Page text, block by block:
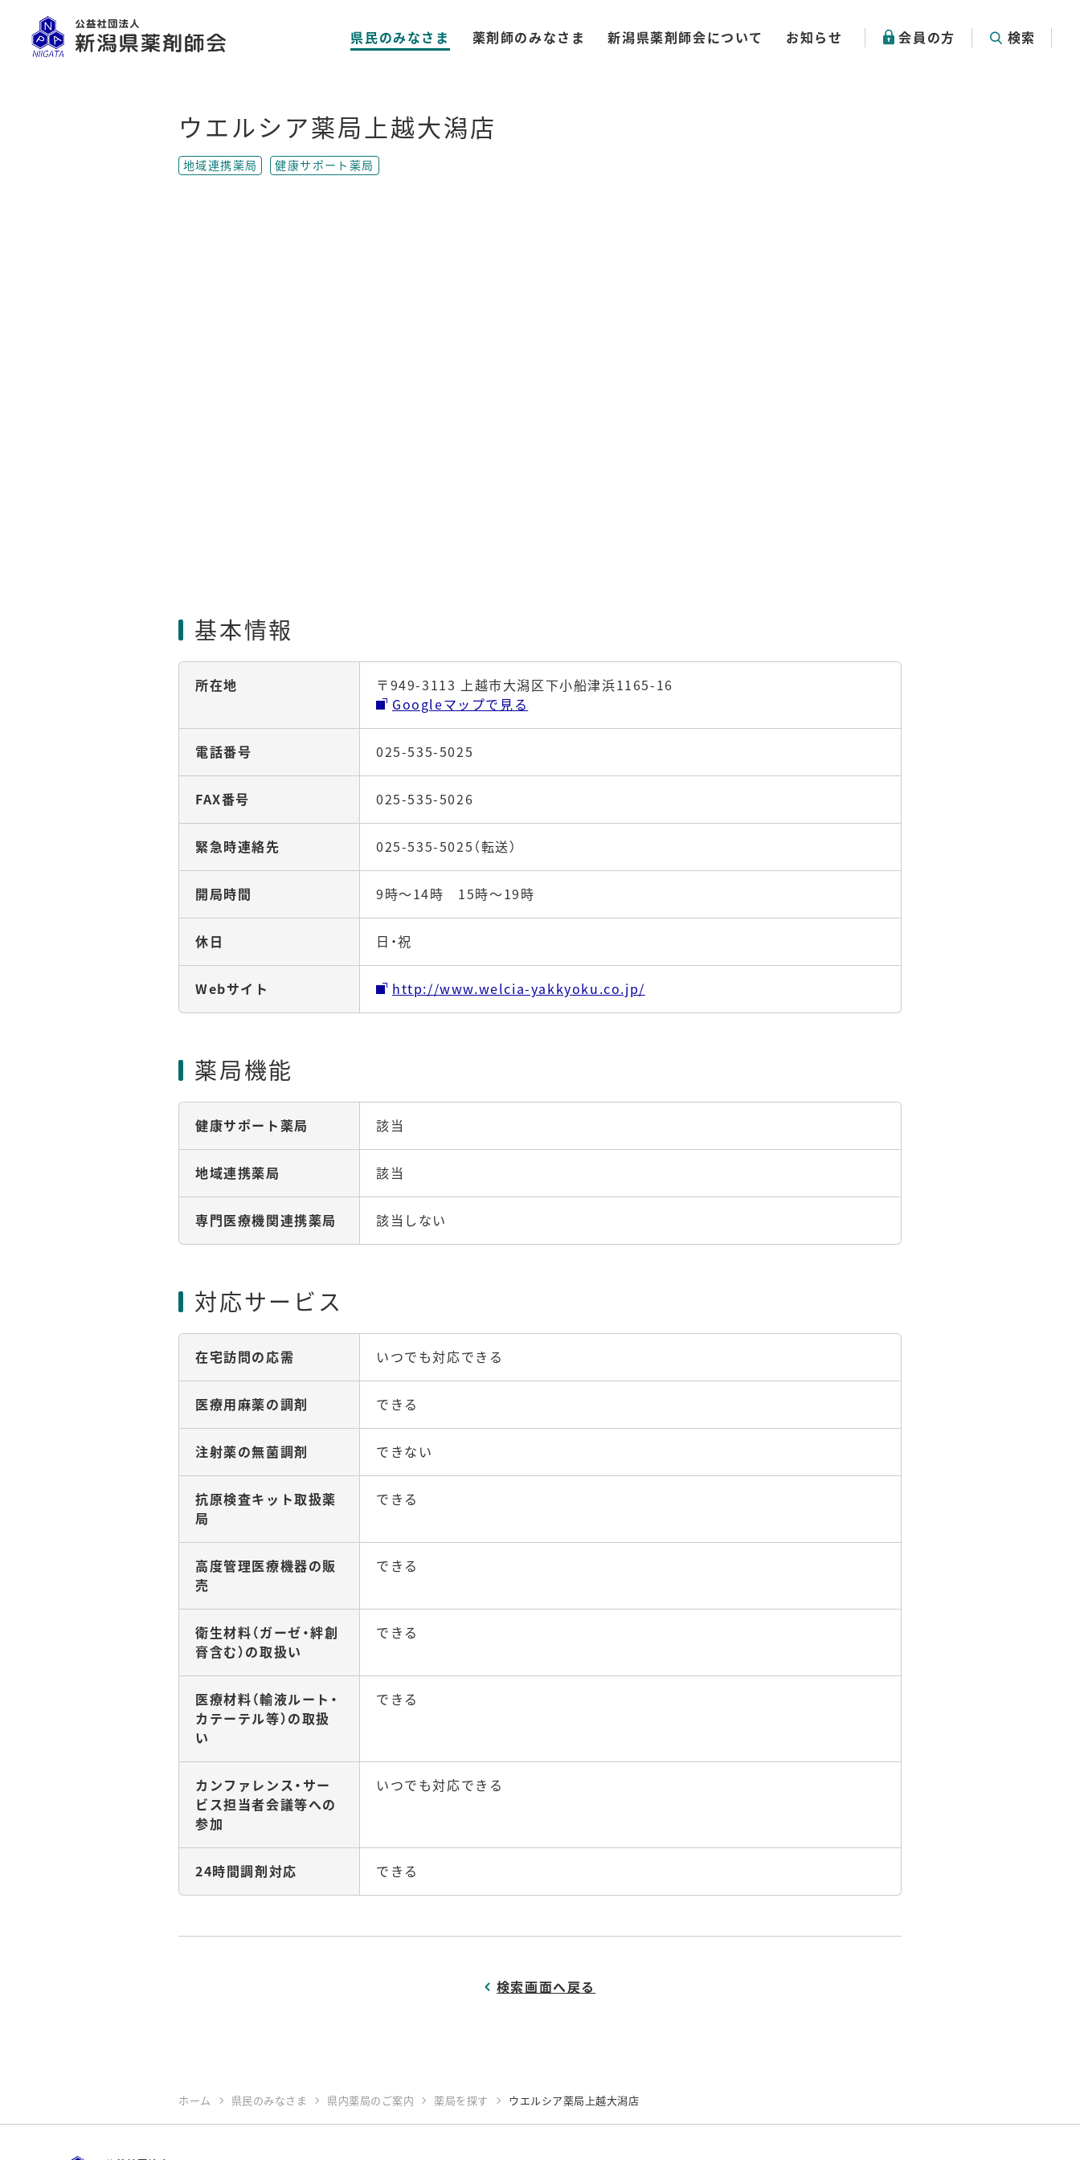
県民のみなさま 薬剤師のみなさま 新潟県薬剤師会について お知らせ 会員の方 検索
ウエルシア薬局上越大潟店
地域連携薬局 健康サポート薬局
基本情報
所在地
〒949-3113 上越市大潟区下小船津浜1165-16
Googleマップで見る
電話番号 025-535-5025
FAX番号 025-535-5026
緊急時連絡先 025-535-5025（転送）
開局時間 9時～14時 15時～19時
休日 日・祝
Webサイト http://www.welcia-yakkyoku.co.jp/
薬局機能
健康サポート薬局 該当
地域連携薬局 該当
専門医療機関連携薬局 該当しない
対応サービス
在宅訪問の応需 いつでも対応できる
医療用麻薬の調剤 できる
注射薬の無菌調剤 できない
抗原検査キット取扱薬
局
できる
高度管理医療機器の販
売
できる
衛生材料（ガーゼ・絆創
膏含む）の取扱い
できる
医療材料（輸液ルート・
カテーテル等）の取扱
い
できる
カンファレンス・サー
ビス担当者会議等への
参加
いつでも対応できる
24時間調剤対応 できる
検索画面へ戻る
ホーム 県民のみなさま 県内薬局のご案内 薬局を探す ウエルシア薬局上越大潟店